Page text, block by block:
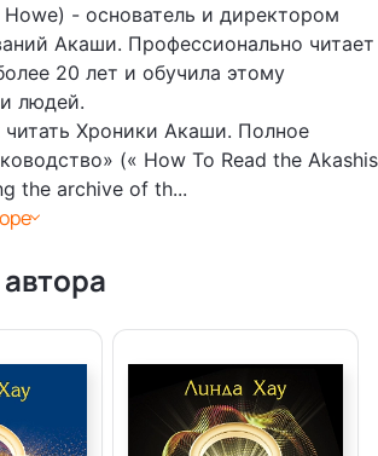
- основатель и директором
Акаши. Профессионально читает
20 лет и обучила этому
людей.
читать Хроники Акаши. Полное
(« How To Read the Akashis
the archive of th...